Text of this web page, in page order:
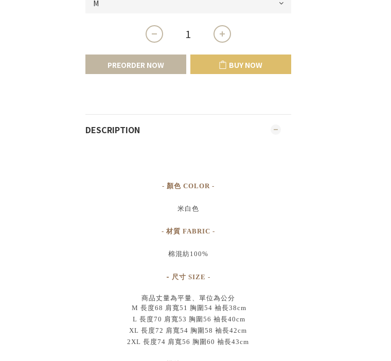
PREORDER NOW BUY NOW
DESCRIPTION
- 顏色 COLOR -
米白色
- 材質 FABRIC -
棉混紡100%
- 尺寸 SIZE -
商品丈量為平量、單位為公分
M 長度68 肩寬51 胸圍54 袖長38cm
L 長度70 肩寬53 胸圍56 袖長40cm
XL 長度72 肩寬54 胸圍58 袖長42cm
2XL 長度74 肩寬56 胸圍60 袖長43cm